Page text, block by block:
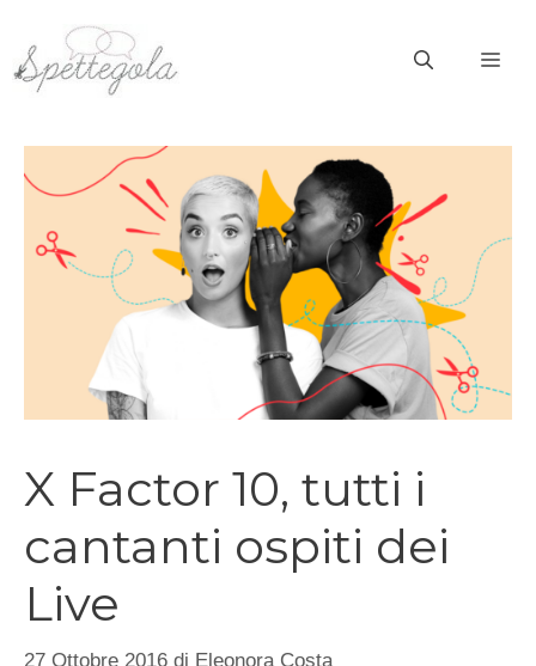
contenuto
X Factor 10, tutti i
cantanti ospiti dei
Live
27 Ottobre 2016 di Eleonora Costa